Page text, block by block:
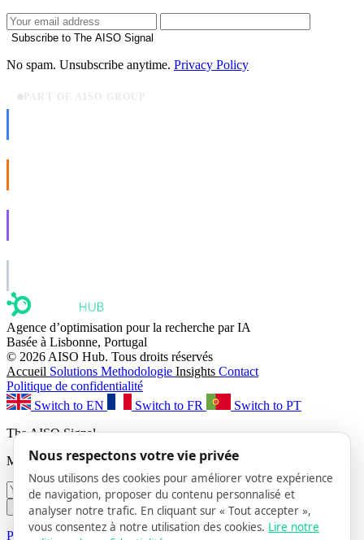
Subscribe to The AISO Signal
No spam. Unsubscribe anytime. Privacy Policy
PART OF AISO GROUP
Agence d’optimisation pour la recherche par IA
Basée à Lisbonne, Portugal
© 2026 AISO Hub. Tous droits réservés
Accueil Solutions Methodologie Insights Contact
Politique de confidentialité
Switch to EN
Switch to FR
Switch to PT
The AISO Signal
Monthly AI search insights. No spam.
Subscribe
Privacy Policy· Unsubscribe anytime
Nous respectons votre vie privée
Nous utilisons des cookies pour améliorer votre expérience
de navigation, proposer du contenu personnalisé et
analyser notre trafic. En cliquant sur « Tout accepter »,
vous consentez à notre utilisation des cookies. Lire notre